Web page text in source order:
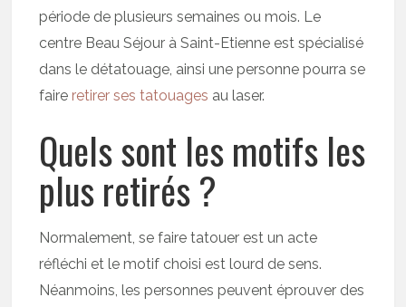
période de plusieurs semaines ou mois. Le
centre Beau Séjour à Saint-Etienne est spécialisé
dans le détatouage, ainsi une personne pourra se
faire retirer ses tatouages au laser.
Quels sont les motifs les
plus retirés ?
Normalement, se faire tatouer est un acte
réfléchi et le motif choisi est lourd de sens.
Néanmoins, les personnes peuvent éprouver des